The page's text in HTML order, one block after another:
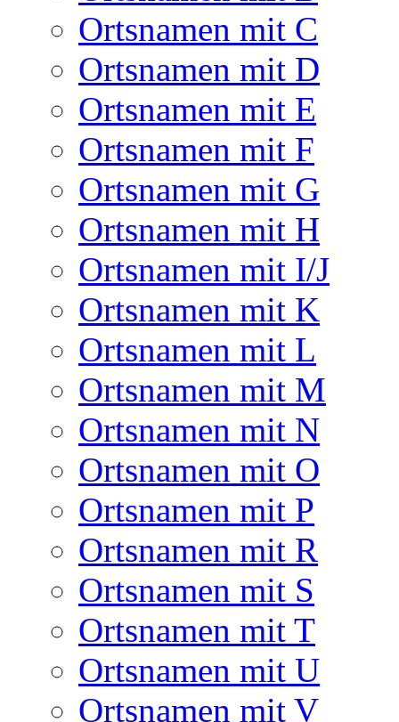
Ortsnamen mit C
Ortsnamen mit D
Ortsnamen mit E
Ortsnamen mit F
Ortsnamen mit G
Ortsnamen mit H
Ortsnamen mit I/J
Ortsnamen mit K
Ortsnamen mit L
Ortsnamen mit M
Ortsnamen mit N
Ortsnamen mit O
Ortsnamen mit P
Ortsnamen mit R
Ortsnamen mit S
Ortsnamen mit T
Ortsnamen mit U
Ortsnamen mit V